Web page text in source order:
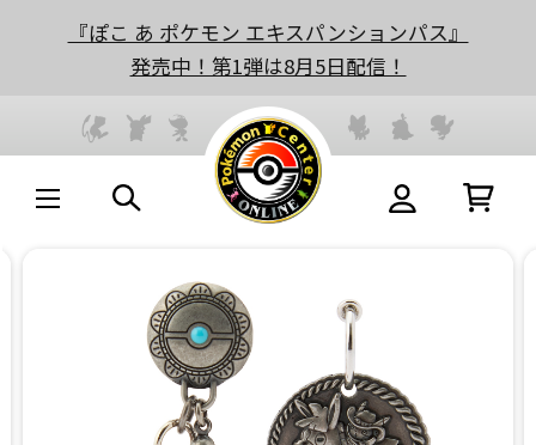
『ぽこ あ ポケモン エキスパンションパス』
発売中！第1弾は8月5日配信！